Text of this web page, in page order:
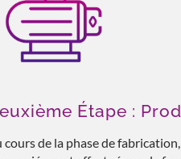
Étape :
cours de la phase de